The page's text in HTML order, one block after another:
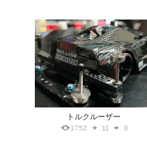
トルクルーザー
1752 11 0